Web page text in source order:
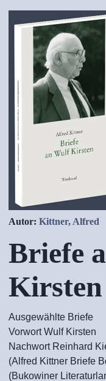
Autor: Kittner, Alfred
Briefe
Kirsten
Ausgewählte Briefe
Vorwort Wulf Kirsten
Nachwort Reinhard
(Alfred Kittner Briefe
(Bukowiner